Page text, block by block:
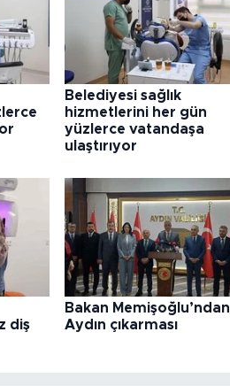
Belediyesi sağlık
hizmetlerini her gün
yüzlerce vatandaşa
ulaştırıyor
diş
Bakan Memişoğlu’ndan
Aydın çıkarması